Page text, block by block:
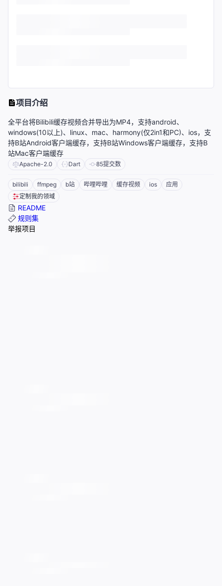
项目介绍
全平台将Bilibili缓存视频合并导出为MP4，支持android、
windows(10以上)、linux、mac、harmony(仅2in1和PC)、ios，支
持B站Android客户端缓存，支持B站Windows客户端缓存，支持B
站Mac客户端缓存
Apache-2.0 Dart 85提交数
bilibili ffmpeg b站 哔哩哔哩 缓存视频 ios
应用
定制我的领域
README
规则集
举报项目